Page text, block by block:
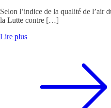
Selon l’indice de la qualité de l’air
la Lutte contre […]
Lire plus